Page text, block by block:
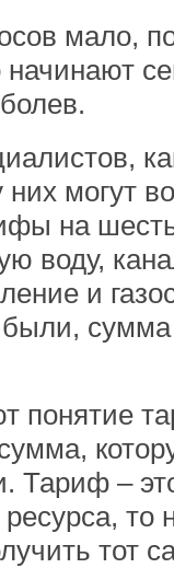
мало,
начинают
могут
на
воду,
и
сумма
понятие
Тариф –
то
тот